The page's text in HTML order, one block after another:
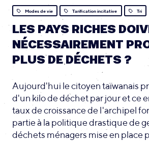
Modes de vie Tarification incitative Tri
LES PAYS RICHES
NÉCESSAIREMENT
PLUS DE DÉCHETS ?
Aujourd'hui le citoyen taïwanais
d'un kilo de déchet par jour et ce
taux de croissance de l'archipel
partie à la politique drastique de
déchets ménagers mise en place